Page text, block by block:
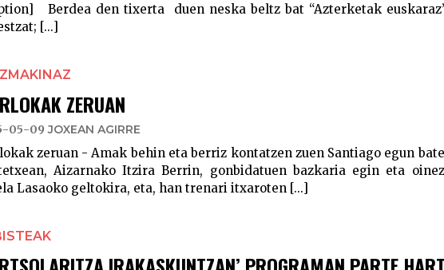
Berdea den tixerta duen neska beltz bat “Azterketak
[...]
ZERUAN
05-09 JOXEAN AGIRRE
zeruan - Amak behin eta berriz kontatzen zuen Santiago egun
Aizarnako Itzira Berrin, gonbidatuen bazkaria egin eta
Lasaoko geltokira, eta, han trenari itxaroten [...]